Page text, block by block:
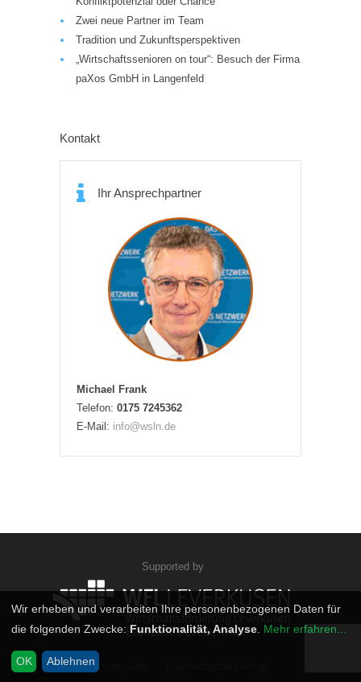
Zwei neue Partner im Team
Tradition und Zukunftsperspektiven
„Wirtschaftssenioren on tour“: Besuch der Firma
paXos GmbH in Langenfeld
Kontakt
Ihr Ansprechpartner
Michael Frank
Telefon: 0175 7245362
E-Mail: info@wsln.de
Supported by
Impressum
Wir erheben und verarbeiten Ihre personenbezogenen Daten für
die folgenden Zwecke: Funktionalität, Analyse Mehr erfahren...
OK Ablehnen